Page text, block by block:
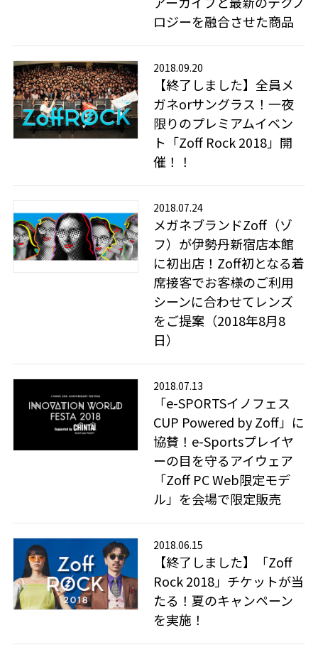
ロジーを融合させた商品
2018.09.20
【終了しました】全員メ
ガネorサングラス！一夜
限りのプレミアムイベン
ト「Zoff Rock 2018」開
催！！
2018.07.24
メガネブランドZoff（ゾ
フ）が伊勢丹新宿店本館
に初出店！Zoff初となる着
席接客でお客様のご利用
シーンに合わせてレンズ
をご提案（2018年8月8
日）
2018.07.13
「e-SPORTSイノフェス
CUP Powered by Zoff」に
協賛！e-Sportsプレイヤ
ーの目を守るアイウェア
「Zoff PC Web限定モデ
ル」を会場で限定販売
2018.06.15
【終了しました】「Zoff
Rock 2018」チケットが当
たる！夏のキャンペーン
を実施！